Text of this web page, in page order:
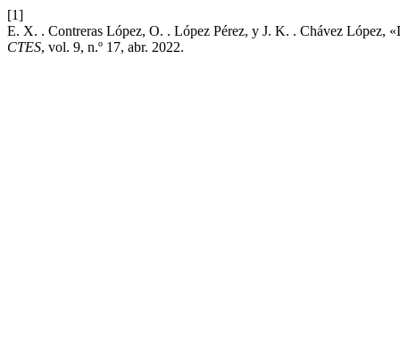
[1]
E. X. . Contreras López, O. . López Pérez, y J. K. . Chávez López,
CTES, vol. 9, n.º 17, abr. 2022.